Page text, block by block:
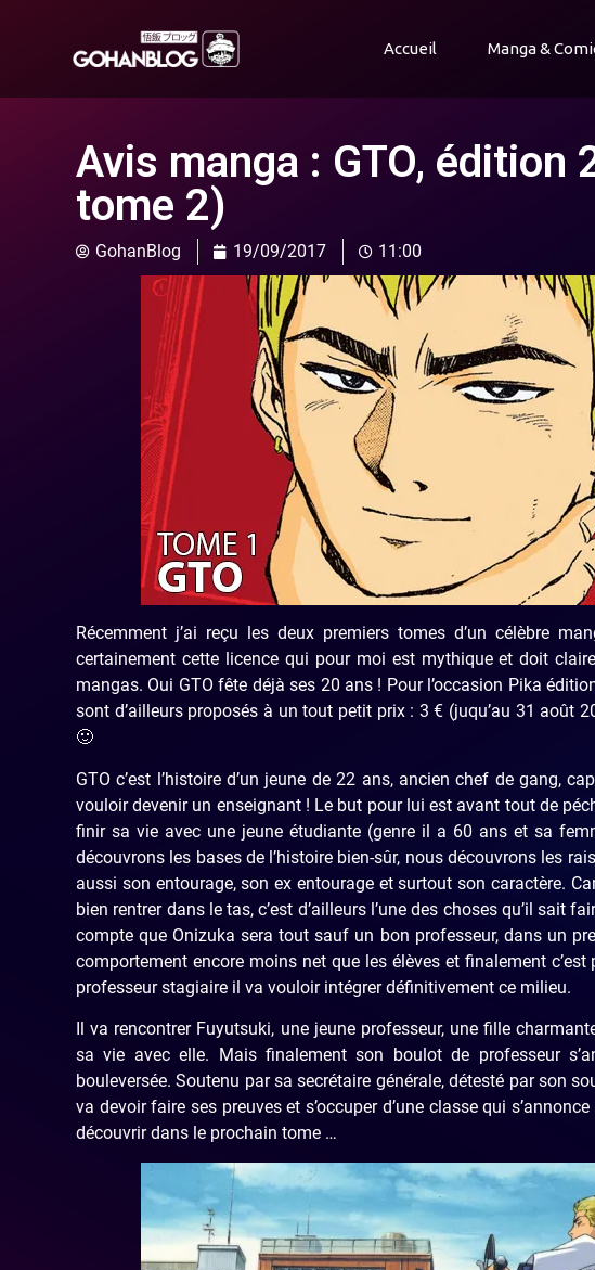
Accueil Manga &
Avis manga : GTO, édition
tome 2)
GohanBlog 19/09/2017 11:00
Récemment j’ai reçu les deux premiers tomes d’un célèbre
certainement cette licence qui pour moi est mythique et doit
mangas. Oui GTO fête déjà ses 20 ans ! Pour l’occasion Pika
sont d’ailleurs proposés à un tout petit prix : 3 € (juqu’au 31 août
🙂
GTO c’est l’histoire d’un jeune de 22 ans, ancien chef de gang,
vouloir devenir un enseignant ! Le but pour lui est avant tout de
finir sa vie avec une jeune étudiante (genre il a 60 ans et sa
découvrons les bases de l’histoire bien-sûr, nous découvrons les
aussi son entourage, son ex entourage et surtout son caractère.
bien rentrer dans le tas, c’est d’ailleurs l’une des choses qu’il sait
compte que Onizuka sera tout sauf un bon professeur, dans un
comportement encore moins net que les élèves et finalement
professeur stagiaire il va vouloir intégrer définitivement ce milieu.
Il va rencontrer Fuyutsuki, une jeune professeur, une fille
sa vie avec elle. Mais finalement son boulot de professeur
bouleversée. Soutenu par sa secrétaire générale, détesté par son
va devoir faire ses preuves et s’occuper d’une classe qui
découvrir dans le prochain tome …